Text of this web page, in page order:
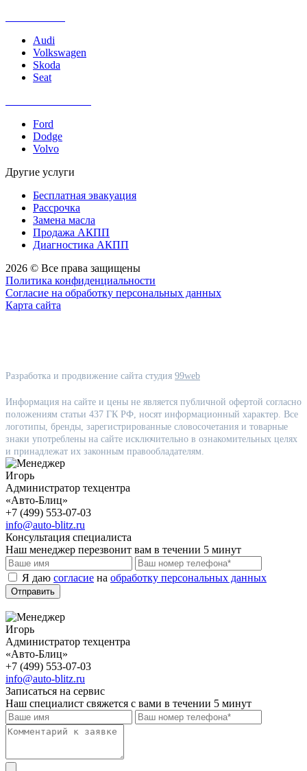
Audi
Volkswagen
Skoda
Seat
Ford
Dodge
Volvo
Другие услуги
Бесплатная эвакуация
Рассрочка
Замена масла
Продажа АКПП
Диагностика АКПП
2026 © Все права защищены
Политика конфиденциальности
Согласие на обработку персональных данных
Карта сайта
Разработка и продвижение сайта студия 99web
Информация на сайте и цены не является публичной офертой согласно
положениям статьи 437 ГК РФ, носят информационный характер. Все
логотипы, бренды, зарегистрированные словосочетания и товарные
знаки употреблены на сайте исключительно в ознакомительных целях
и принадлежат их законным правообладателям.
Игорь
Администратор техцентра
«Авто-Блиц»
+7 (499) 553-07-03
info@auto-blitz.ru
Консультация специалиста
Наш менеджер перезвонит вам в течении 5 минут
Я даю согласие на обработку персональных данных
Отправить
Игорь
Администратор техцентра
«Авто-Блиц»
+7 (499) 553-07-03
info@auto-blitz.ru
Записаться на сервис
Наш специалист свяжется с вами в течении 5 минут